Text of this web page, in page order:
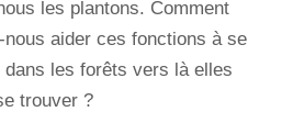
les plantons. Comment
nous aider ces fonctions à se
dans les forêts vers là elles
trouver ?